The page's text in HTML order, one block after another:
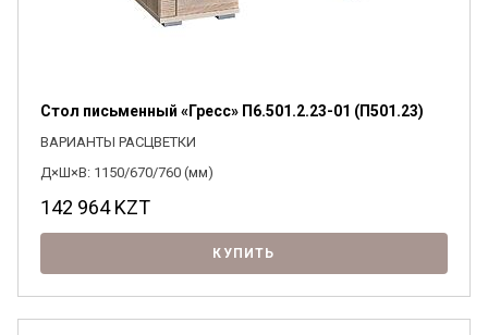
Стол письменный «Гресс» П6.501.2.23-01 (П501.23)
ВАРИАНТЫ РАСЦВЕТКИ
Д×Ш×В: 1150/670/760 (мм)
142 964KZT
КУПИТЬ